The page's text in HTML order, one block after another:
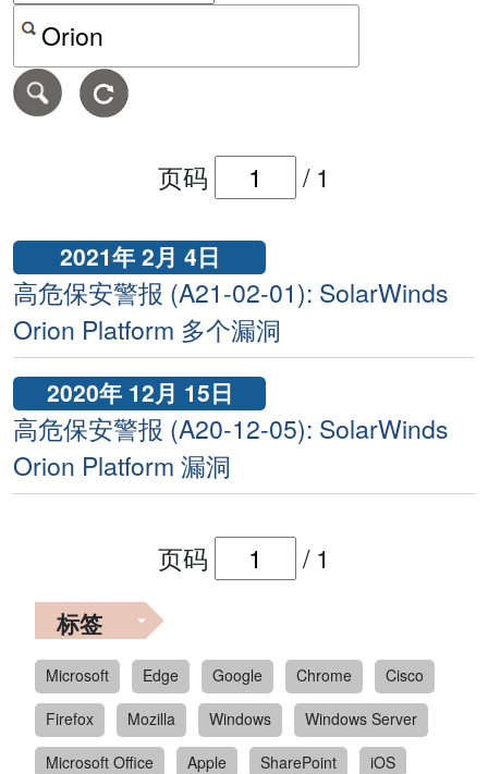
按关键字或 CVE ID 搜寻保安警报
页码 / 1
2021年 2月 4日
高危保安警报 (A21-02-01): SolarWinds
Orion Platform 多个漏洞
2020年 12月 15日
高危保安警报 (A20-12-05): SolarWinds
Orion Platform 漏洞
页码 / 1
标签
Microsoft Edge Google Chrome
Cisco
Firefox
Mozilla Windows
Windows Server
Microsoft Office
Apple SharePoint
iOS